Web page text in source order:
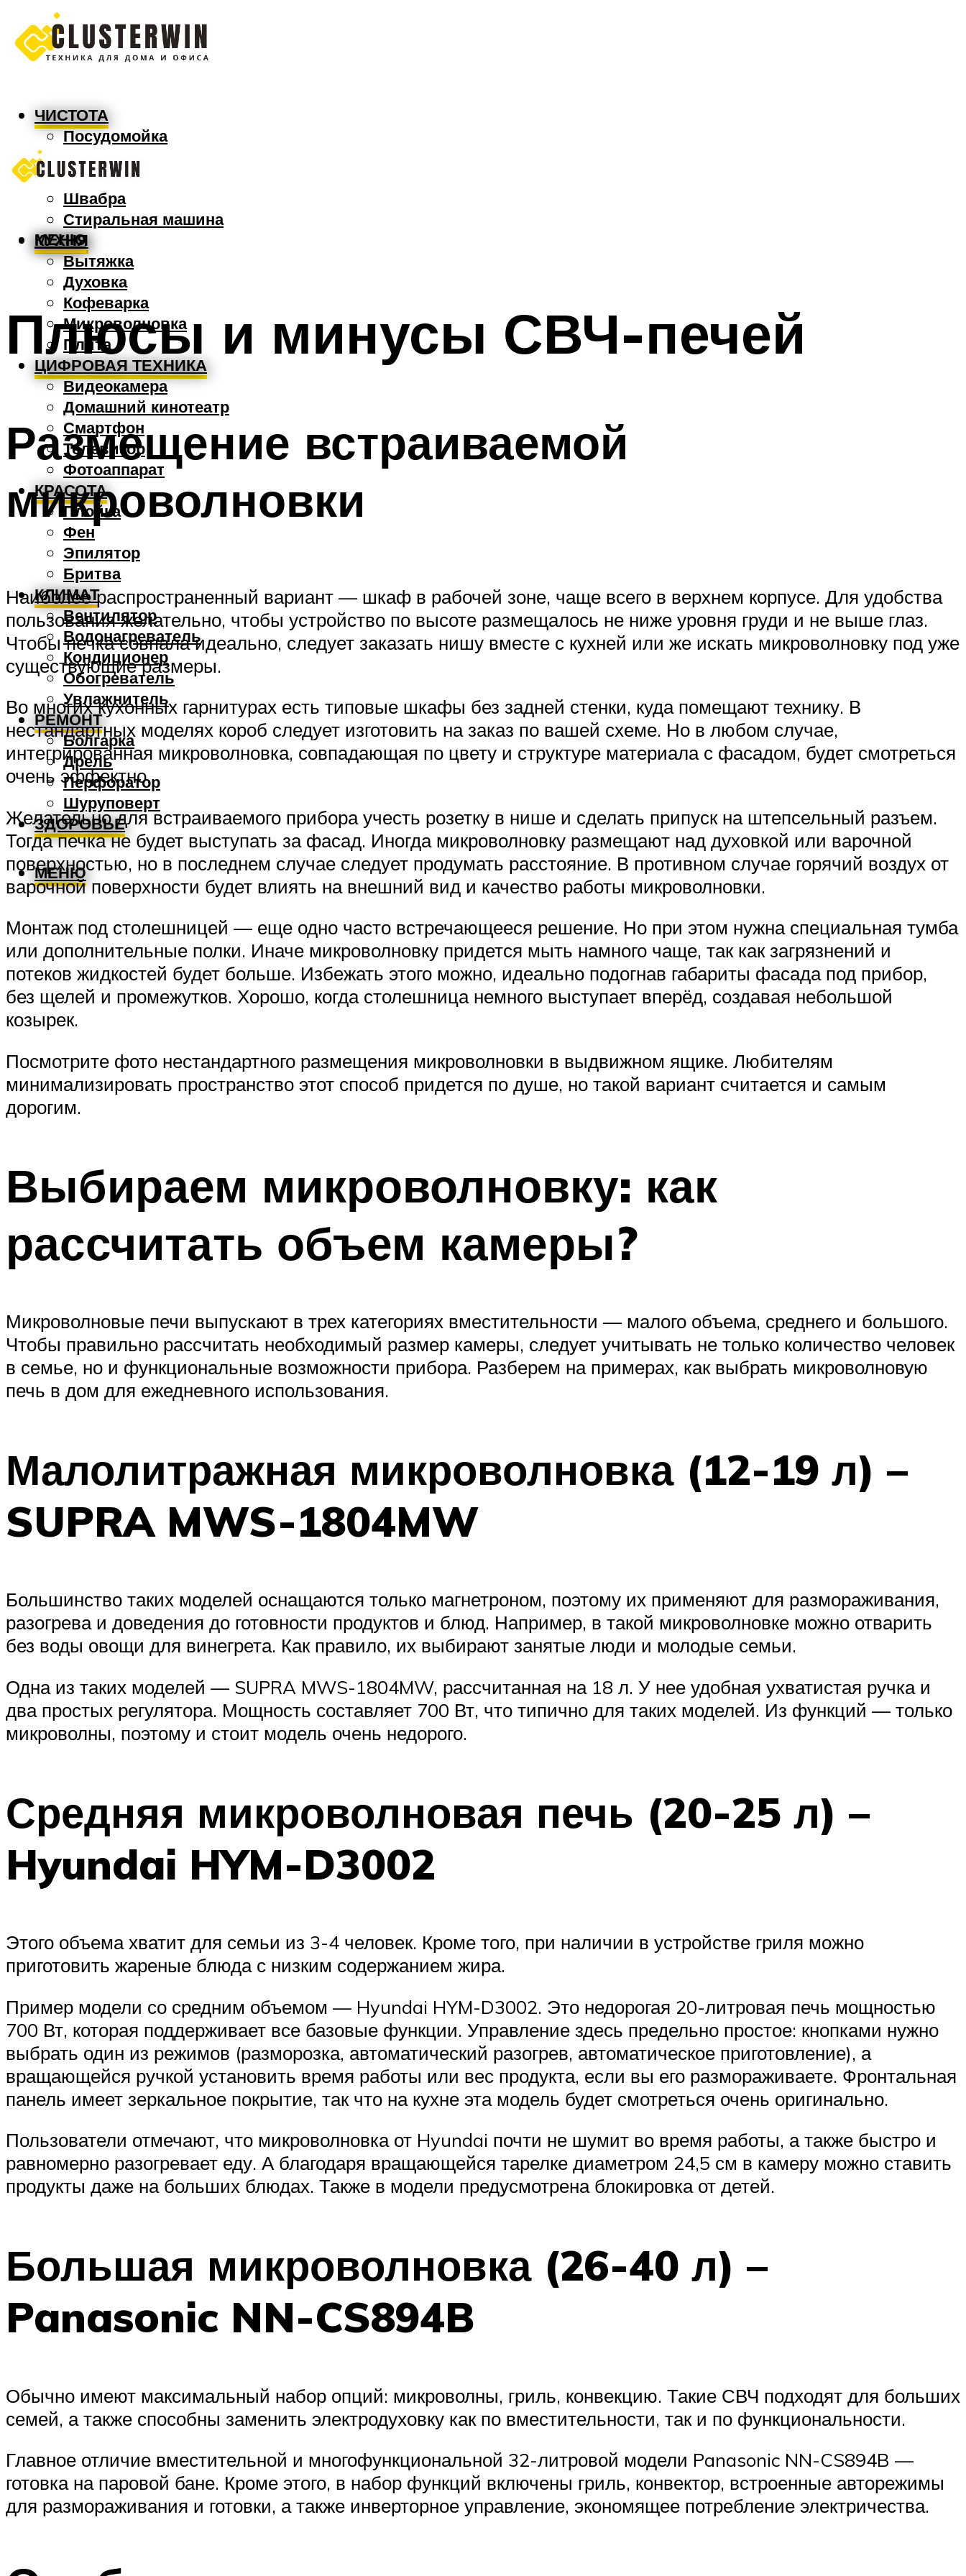
ЧИСТОТА
Посудомойка
Пылесос
Утюг
Швабра
Стиральная машина
КУХНЯ
Вытяжка
Духовка
Кофеварка
Микроволновка
Плита
ЦИФРОВАЯ ТЕХНИКА
Видеокамера
Домашний кинотеатр
Смартфон
Телевизор
Фотоаппарат
КРАСОТА
Плойка
Фен
Эпилятор
Бритва
КЛИМАТ
Вентилятор
Водонагреватель
Кондиционер
Обогреватель
Увлажнитель
РЕМОНТ
Болгарка
Дрель
Перфоратор
Шуруповерт
ЗДОРОВЬЕ
МЕНЮ
МЕНЮ
Плюсы и минусы СВЧ-печей
Размещение встраиваемой
микроволновки
Наиболее распространенный вариант — шкаф в рабочей зоне, чаще всего в верхнем корпусе. Для удобства
пользования желательно, чтобы устройство по высоте размещалось не ниже уровня груди и не выше глаз.
Чтобы печка совпала идеально, следует заказать нишу вместе с кухней или же искать микроволновку под уже
существующие размеры.
Во многих кухонных гарнитурах есть типовые шкафы без задней стенки, куда помещают технику. В
нестандартных моделях короб следует изготовить на заказ по вашей схеме. Но в любом случае,
интегрированная микроволновка, совпадающая по цвету и структуре материала с фасадом, будет смотреться
очень эффектно.
Желательно для встраиваемого прибора учесть розетку в нише и сделать припуск на штепсельный разъем.
Тогда печка не будет выступать за фасад. Иногда микроволновку размещают над духовкой или варочной
поверхностью, но в последнем случае следует продумать расстояние. В противном случае горячий воздух от
варочной поверхности будет влиять на внешний вид и качество работы микроволновки.
Монтаж под столешницей — еще одно часто встречающееся решение. Но при этом нужна специальная тумба
или дополнительные полки. Иначе микроволновку придется мыть намного чаще, так как загрязнений и
потеков жидкостей будет больше. Избежать этого можно, идеально подогнав габариты фасада под прибор,
без щелей и промежутков. Хорошо, когда столешница немного выступает вперёд, создавая небольшой
козырек.
Посмотрите фото нестандартного размещения микроволновки в выдвижном ящике. Любителям
минимализировать пространство этот способ придется по душе, но такой вариант считается и самым
дорогим.
Выбираем микроволновку: как
рассчитать объем камеры?
Микроволновые печи выпускают в трех категориях вместительности — малого объема, среднего и большого.
Чтобы правильно рассчитать необходимый размер камеры, следует учитывать не только количество человек
в семье, но и функциональные возможности прибора. Разберем на примерах, как выбрать микроволновую
печь в дом для ежедневного использования.
Малолитражная микроволновка (12-19 л) –
SUPRA MWS-1804MW
Большинство таких моделей оснащаются только магнетроном, поэтому их применяют для размораживания,
разогрева и доведения до готовности продуктов и блюд. Например, в такой микроволновке можно отварить
без воды овощи для винегрета. Как правило, их выбирают занятые люди и молодые семьи.
Одна из таких моделей — SUPRA MWS-1804MW, рассчитанная на 18 л. У нее удобная ухватистая ручка и
два простых регулятора. Мощность составляет 700 Вт, что типично для таких моделей. Из функций — только
микроволны, поэтому и стоит модель очень недорого.
Средняя микроволновая печь (20-25 л) –
Hyundai HYM-D3002
Этого объема хватит для семьи из 3-4 человек. Кроме того, при наличии в устройстве гриля можно
приготовить жареные блюда с низким содержанием жира.
Пример модели со средним объемом — Hyundai HYM-D3002. Это недорогая 20-литровая печь мощностью
700 Вт, которая поддерживает все базовые функции. Управление здесь предельно простое: кнопками нужно
выбрать один из режимов (разморозка, автоматический разогрев, автоматическое приготовление), а
вращающейся ручкой установить время работы или вес продукта, если вы его размораживаете. Фронтальная
панель имеет зеркальное покрытие, так что на кухне эта модель будет смотреться очень оригинально.
Пользователи отмечают, что микроволновка от Hyundai почти не шумит во время работы, а также быстро и
равномерно разогревает еду. А благодаря вращающейся тарелке диаметром 24,5 см в камеру можно ставить
продукты даже на больших блюдах. Также в модели предусмотрена блокировка от детей.
Большая микроволновка (26-40 л) –
Panasonic NN-CS894B
Обычно имеют максимальный набор опций: микроволны, гриль, конвекцию. Такие СВЧ подходят для больших
семей, а также способны заменить электродуховку как по вместительности, так и по функциональности.
Главное отличие вместительной и многофункциональной 32-литровой модели Panasonic NN-CS894B —
готовка на паровой бане. Кроме этого, в набор функций включены гриль, конвектор, встроенные авторежимы
для размораживания и готовки, а также инверторное управление, экономящее потребление электричества.